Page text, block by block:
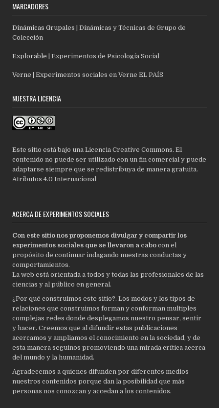
MARCADORES
Dinámicas Grupales | Dinámicas y Técnicas de Grupo de
Colección
Explorable | Experimentos de Psicología Social
Verne | Experimentos sociales en Verne EL PAÍS
NUESTRA LICENCIA
Este sitio está bajo una Licencia Creative Commons. El
contenido no puede ser utilizado con un fin comercial y puede
adaptarse siempre que se redistribuya de manera gratuita.
Atributos 4.0 Internacional
ACERCA DE EXPERIMENTOS SOCIALES
Con este sitio nos proponemos divulgar y compartir los
experimentos sociales que se llevaron a cabo con el
propósito de continuar indagando nuestras conductas y
comportamientos.
La web está orientada a todos y todas las profesionales de las
ciencias y al público en general.
¿Por qué construimos este sitio?. Los modos y los tipos de
relaciones que construimos forman y conforman multiples
complejas redes donde desplegamos nuestro pensar, sentir
y hacer. Creemos que al difundir estas publicaciones
acercamos y ampliamos el conocimiento en la sociedad, y de
esta manera seguinos promoviendo una mirada crítica acerca
del mundo y la humanidad.
Agradecemos a quienes difunden por diferentes medios
nuestros contenidos porque dan la posibilidad que más
personas nos conozcan y accedan a los contenidos.